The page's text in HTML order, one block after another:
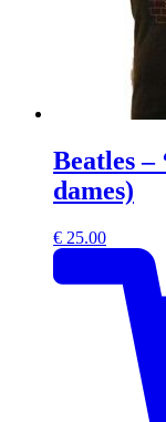
Beatles –
dames)
€ 25.00